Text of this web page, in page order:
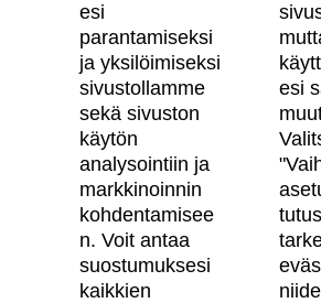
Skanska Kodit
Artikkelit
Digitaalinen asuntokauppa
Asiakkaiden kokemuksia meistä
Vastuullisuus
Tietosuojaseloste
Käyttöehdot
esi
parantamiseksi
ja yksilöimiseksi
sivustollamme
sekä sivuston
käytön
analysointiin ja
markkinoinnin
kohdentamisee
n. Voit antaa
suostumuksesi
kaikkien
esi